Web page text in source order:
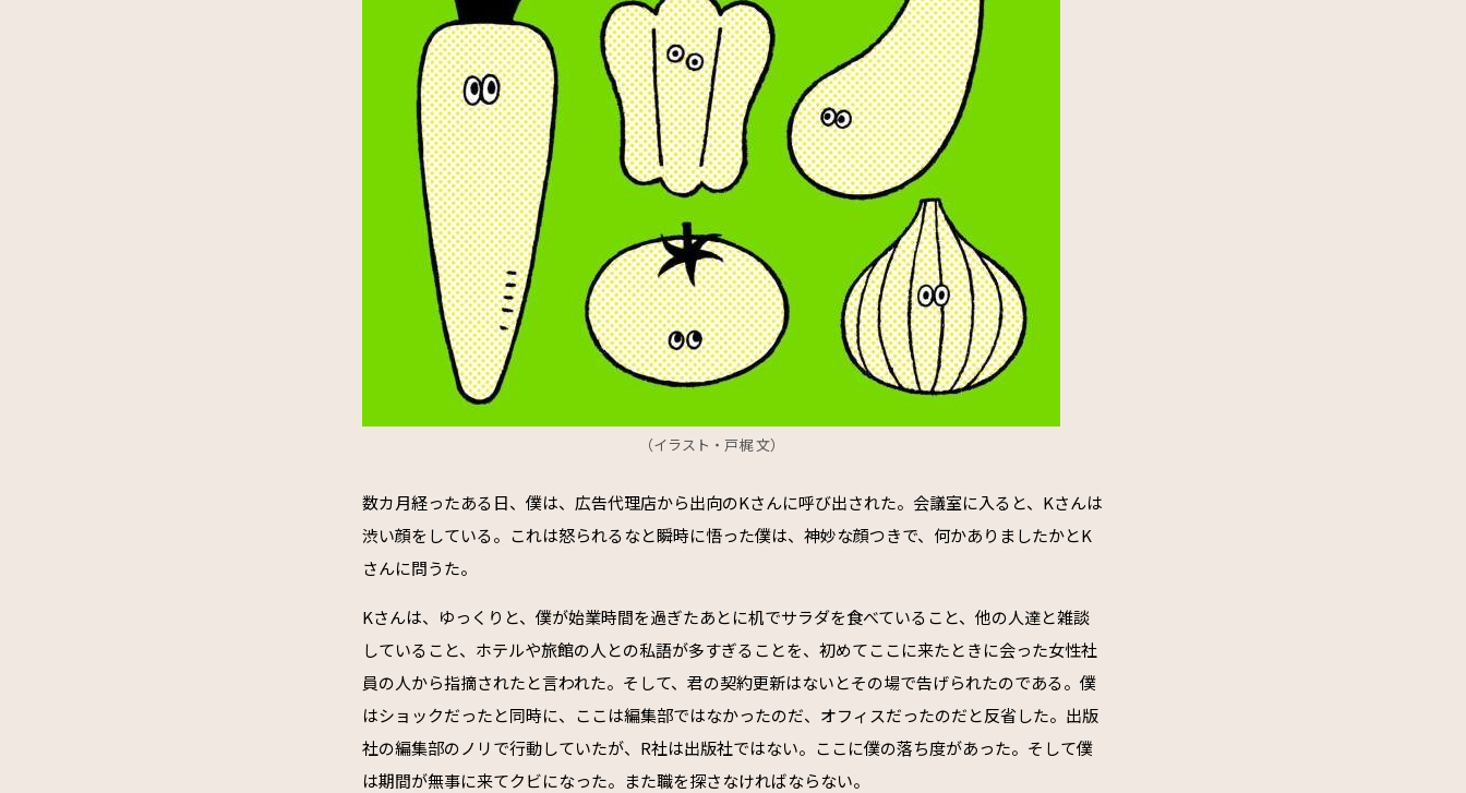
（イラスト・戸梶 文）
数カ月経ったある日、僕は、広告代理店から出向のKさんに呼び出された。会議室に入ると、Kさんは
渋い顔をしている。これは怒られるなと瞬時に悟った僕は、神妙な顔つきで、何かありましたかとK
さんに問うた。
Kさんは、ゆっくりと、僕が始業時間を過ぎたあとに机でサラダを食べていること、他の人達と雑談
していること、ホテルや旅館の人との私語が多すぎることを、初めてここに来たときに会った女性社
員の人から指摘されたと言われた。そして、君の契約更新はないとその場で告げられたのである。僕
はショックだったと同時に、ここは編集部ではなかったのだ、オフィスだったのだと反省した。出版
社の編集部のノリで行動していたが、R社は出版社ではない。ここに僕の落ち度があった。そして僕
は期間が無事に来てクビになった。また職を探さなければならない。